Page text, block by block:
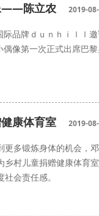
——陈立农 2019-
际品牌ｄｕｎｈｉｌｌ
偶像第一次正式出席巴
康体育室 2019-
多锻炼身体的机会，
村儿童捐赠健康体育
会责任感。